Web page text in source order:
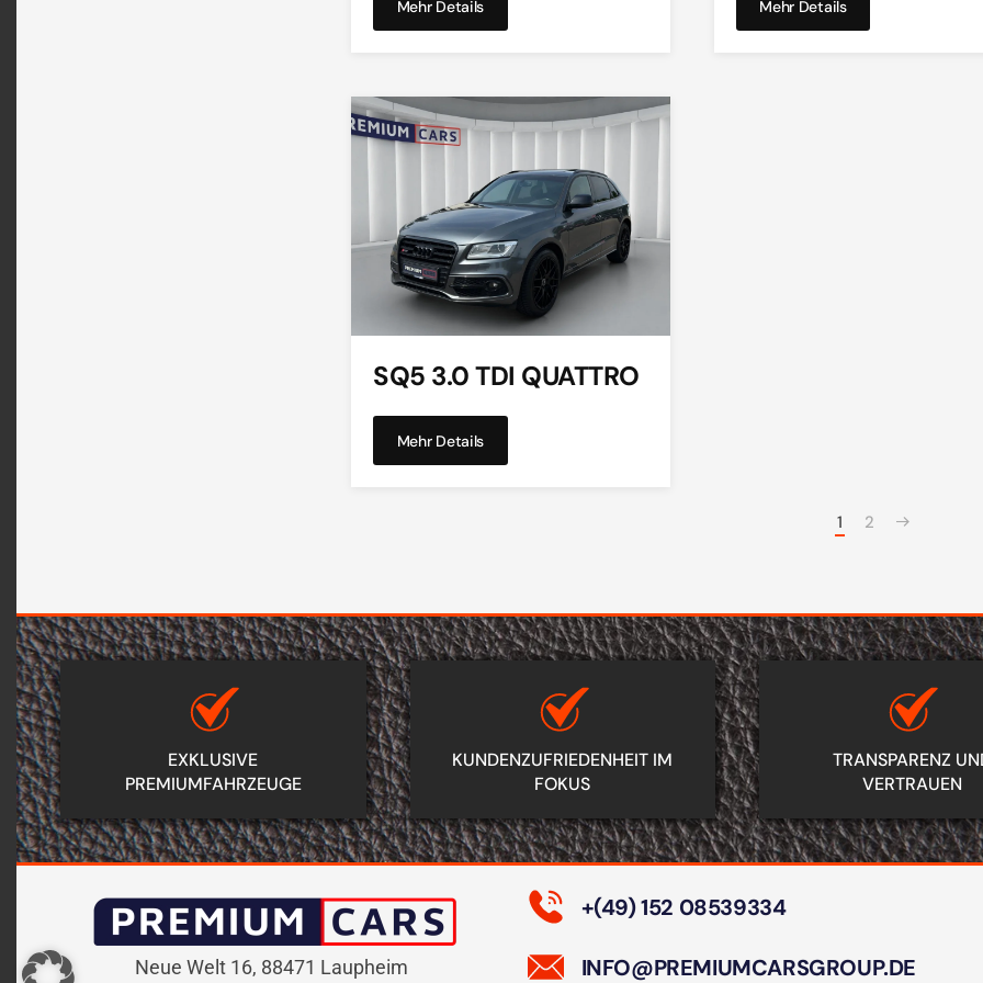
Mehr Details Mehr Details
SQ5 3.0 TDI QUATTRO
Mehr Details
1 2
EXKLUSIVE
PREMIUMFAHRZEUGE
KUNDEN­ZUFRIEDENHEIT IM
FOKUS
TRANSPARENZ
VERTRAUEN
Neue Welt 16, 88471 Laupheim
+(49) 152 08539334
INFO@PREMIUMCARS­GROUP.DE